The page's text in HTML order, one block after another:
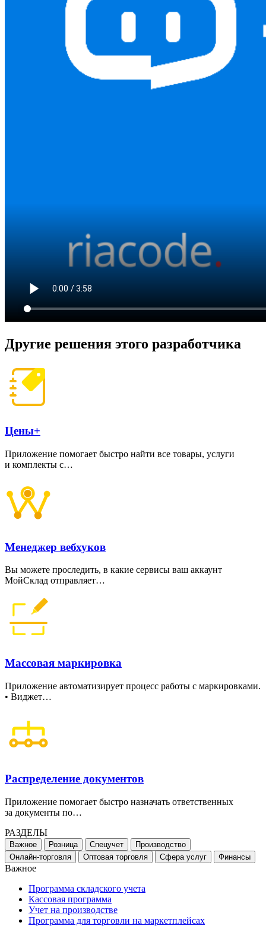
Другие решения этого разработчика
Цены+
Приложение помогает быстро найти все товары, услуги
и комплекты с…
Менеджер вебхуков
Вы можете проследить, в какие сервисы ваш аккаунт
МойСклад отправляет…
Массовая маркировка
Приложение автоматизирует процесс работы с маркировками.
• Виджет…
Распределение документов
Приложение помогает быстро назначать ответственных
за документы по…
РАЗДЕЛЫ
Важное Розница Спецучет
Производство
Онлайн-торговля
Оптовая торговля Сфера услуг Финансы
Важное
Программа складского учета
Кассовая программа
Учет на производстве
Программа для торговли на маркетплейсах